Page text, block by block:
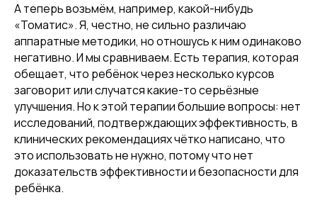
А теперь возьмём, например, какой-нибудь
«Томатис». Я, честно, не сильно различаю
аппаратные методики, но отношусь к ним одинаково
негативно. И мы сравниваем. Есть терапия, которая
обещает, что ребёнок через несколько курсов
заговорит или случатся какие-то серьёзные
улучшения. Но к этой терапии большие вопросы: нет
исследований, подтверждающих эффективность, в
клинических рекомендациях чётко написано, что
это использовать не нужно, потому что нет
доказательств эффективности и безопасности для
ребёнка.